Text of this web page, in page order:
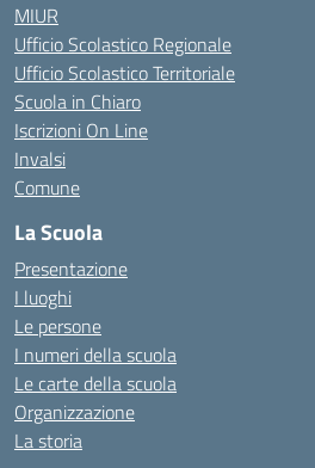
MIUR
Ufficio Scolastico Regionale
Ufficio Scolastico Territoriale
Scuola in Chiaro
Iscrizioni On Line
Invalsi
Comune
La Scuola
Presentazione
I luoghi
Le persone
I numeri della scuola
Le carte della scuola
Organizzazione
La storia